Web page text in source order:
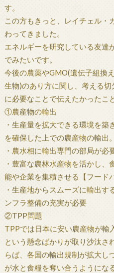
す。
この方もきっと、レイチェル・
わってきました。
エネルギーを研究している友達
でみたいです。
今後の農薬やGMO(遺伝子組換
生物)のあり方に関し、考える
に必要なことで伝えたかったこ
①農産物の輸出
・生産量を拡大できる環境を
を確保した上での農産物の輸出。
・農水相に輸出専門の部局が必
・豊富な農林水産物を活かし
能や企業を集積させる【フード
・生産地からスムーズに輸出す
ンフラ整備の充実が必要
②TPP問題
TPPでは日本に安い農産物が輸
という懸念ばかりが取り沙汰さ
らば、各国の輸出規制が拡大し
が水と食糧を奪い合うようにな